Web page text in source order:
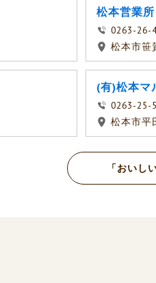
松本営業所
0263-26-
松本市笹
(有)松本マ
0263-25-
松本市平
「おいし